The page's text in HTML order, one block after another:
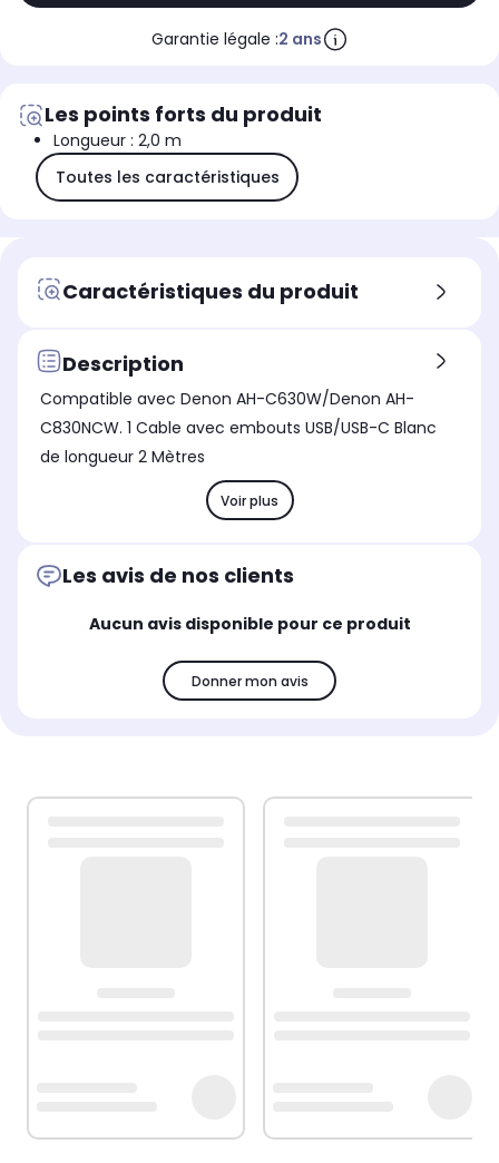
Garantie légale :2 ans
Les points forts du produit
Longueur : 2,0 m
Toutes les caractéristiques
Caractéristiques du produit
Description
Compatible avec Denon AH-C630W/Denon AH-
C830NCW. 1 Cable avec embouts USB/USB-C Blanc
de longueur 2 Mètres
Voir plus
Les avis de nos clients
Aucun avis disponible pour ce produit
Donner mon avis